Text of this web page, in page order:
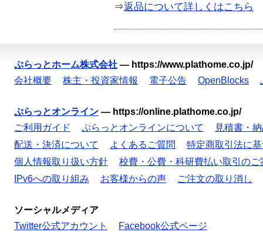
⇒返品について詳しくはこちら
ぷらっとホーム株式会社 — https://www.plathome.co.jp/
会社概要
株主・投資家情報 電子公告 OpenBlocks
ぷらっとオンライン — https://online.plathome.co.jp/
ご利用ガイド
ぷらっとオンラインについて
見積書・
配送・決済について
よくあるご質問
特定商取引法に
個人情報取り扱い方針
校費・公費・科研費払い取引のご
IPv6への取り組み
お客様からの声 ご注文の取り消し
ソーシャルメディア
Twitter公式アカウント
Facebook公式ページ